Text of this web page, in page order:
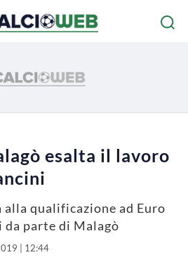
esalta il lavoro
alla qualificazione ad Euro
parte di Malagò
| 12:44